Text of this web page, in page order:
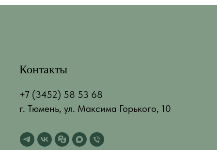
Контакты
+7 (3452) 58 53 68
г. Тюмень, ул. Максима Горького, 10